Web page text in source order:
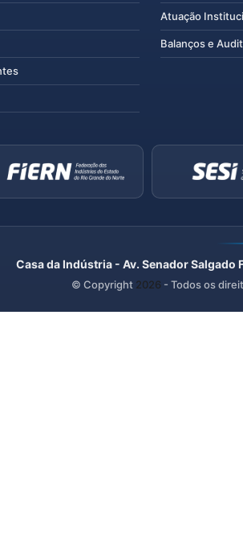
Atuação
Balanços e
Casa da Indústria - Av. Senador
© Copyright 2026 - Todos os